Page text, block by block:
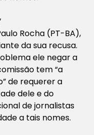
Rocha (PT-BA),
da sua recusa.
ele negar a
tem “a
de requerer a
dele e do
de jornalistas
a tais nomes.